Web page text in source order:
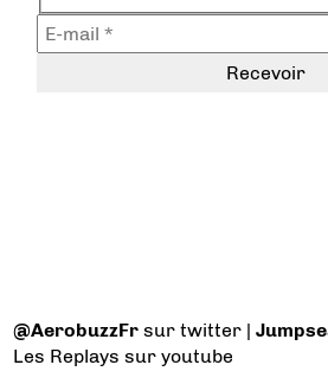
@AerobuzzFr sur twitter |
Les Replays sur youtube